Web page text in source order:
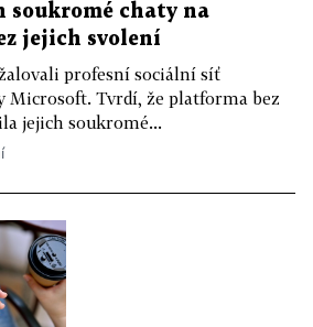
soukromé chaty na
jejich svolení
profesní sociální síť
Microsoft. Tvrdí, že platforma bez
jejich soukromé...